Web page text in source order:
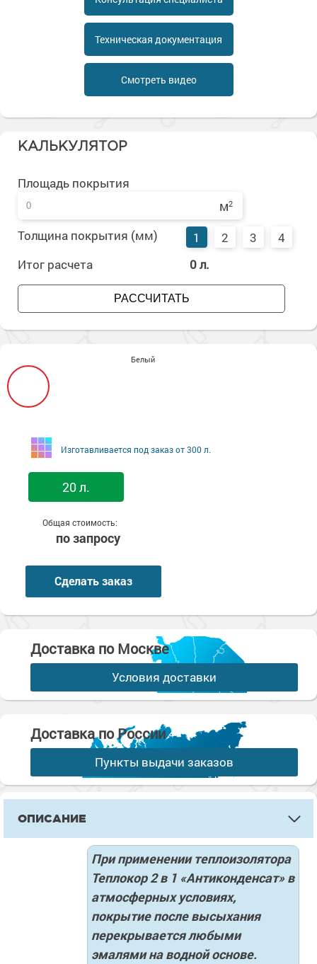
Сопутствующие товары
Морозостойкие краски для металла
Сопутствующие товары
Техническая документация
Смотреть видео
КАЛЬКУЛЯТОР
Площадь покрытия
м2
Толщина покрытия (мм) 1 2 3
4
Итог расчета
0л.
РАССЧИТАТЬ
Белый
Изготавливается под заказ от 300 л.
20 л.
Общая стоимость:
по запросу
Сделать заказ
Доставка по Москве
Условия доставки
Доставка по России
Пункты выдачи заказов
ОПИСАНИЕ
При применении теплоизолятора
Теплокор 2 в 1 «Антиконденсат» в
атмосферных условиях,
покрытие после высыхания
перекрывается любыми
эмалями на водной основе.